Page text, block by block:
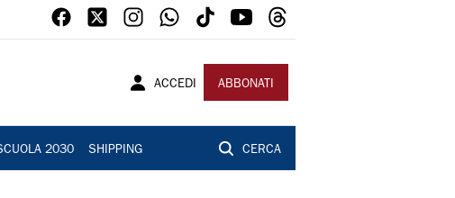
ACCEDI ABBONATI
2030 SHIPPING CERCA